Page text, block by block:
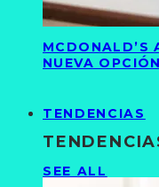
MCDONALD’S
NUEVA
TENDENCIAS
SEE ALL